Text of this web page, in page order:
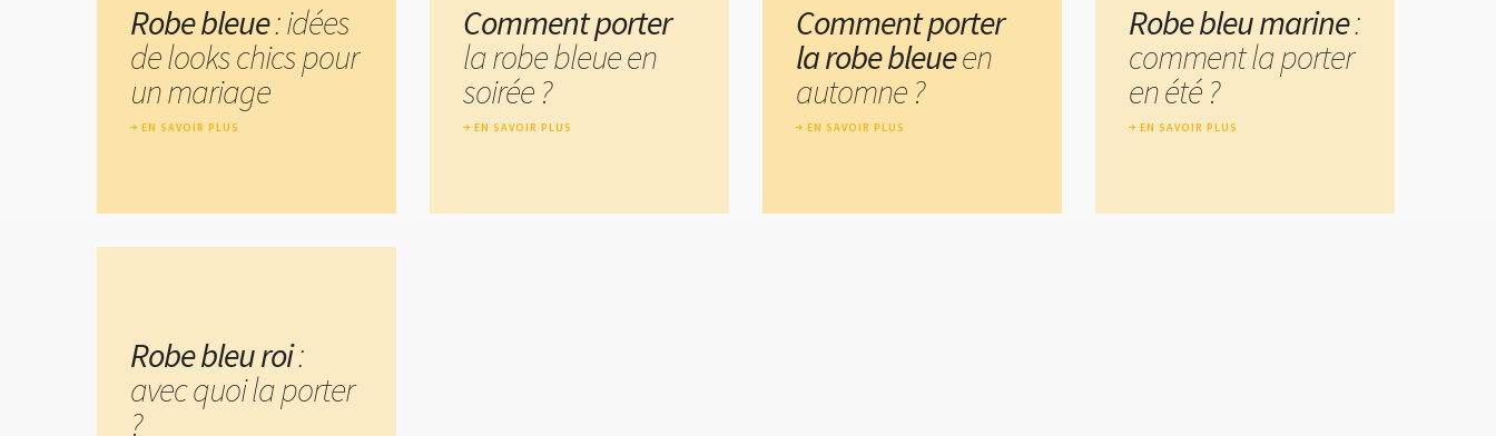
Robe bleue: idées
de looks chics pour
un mariage
EN SAVOIR PLUS
Comment porter
la robe bleue en
soirée ?
EN SAVOIR PLUS
Comment porter
la robe bleueen
automne ?
EN SAVOIR PLUS
Robe bleu marine:
comment la porter
en été ?
EN SAVOIR PLUS
Robe bleu roi:
avec quoi la porter
?